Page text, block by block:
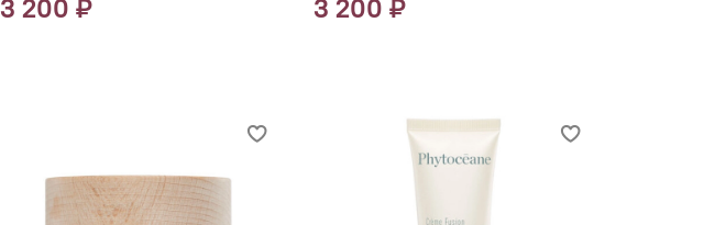
3 200 ₽ 3 200 ₽